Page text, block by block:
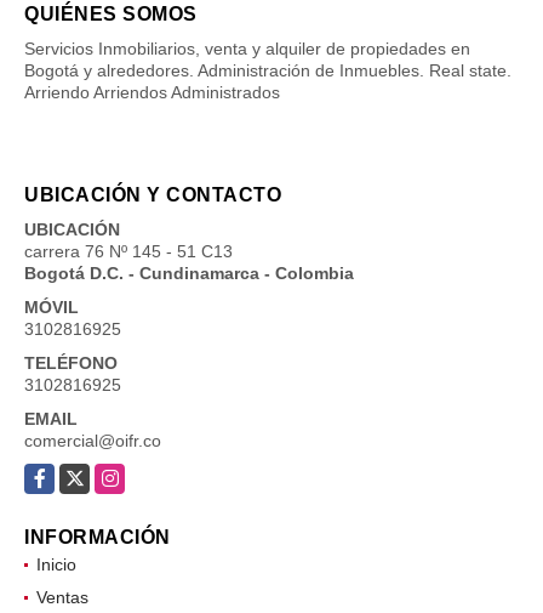
QUIÉNES SOMOS
Servicios Inmobiliarios, venta y alquiler de propiedades en
Bogotá y alrededores. Administración de Inmuebles. Real state.
Arriendo Arriendos Administrados
UBICACIÓN Y CONTACTO
UBICACIÓN
carrera 76 Nº 145 - 51 C13
Bogotá D.C. - Cundinamarca - Colombia
MÓVIL
3102816925
TELÉFONO
3102816925
EMAIL
comercial@oifr.co
Facebook
X Instagram
INFORMACIÓN
Inicio
Ventas